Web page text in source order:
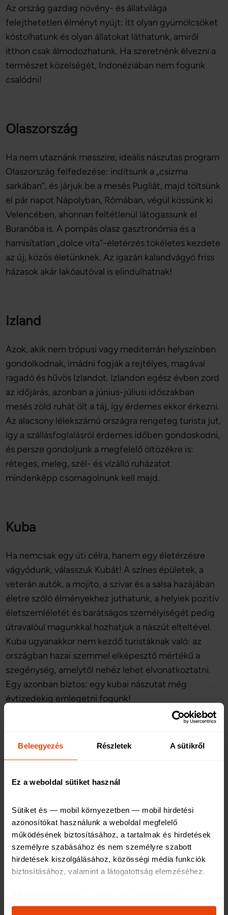
Beleegyezés Részletek A sütikről
Ez a weboldal sütiket használ
Sütiket és — mobil környezetben — mobil hirdetési
azonosítókat használunk a weboldal megfelelő
működésének biztosításához, a tartalmak és hirdetések
személyre szabásához és nem személyre szabott
hirdetések kiszolgálásához, közösségi média funkciók
biztosításához, valamint a látogatottság elemzéséhez.
weboldal működéséhez, ezért ezek nem kapcsolhatók ki
Az ország gazdag növény- és állatvilága
felejthetetlen élményt nyújt: itt olyan gyümölcsöket
kóstolhatunk és olyan állatokat láthatunk, amiről
itthon csak álmodozhatunk. Ha szeretnénk élvezni a
természet közelségét, Indonéziában nem fogunk
csalódni!
Olaszország
Ha nem utaznánk messzire, ideális nászutas program
Olaszország felfedezése: indítsunk a „csizma
sarkában”, és járjuk be a mesés Pugliát, majd töltsünk
el pár napot Nápolyban, Rómában, végül kössünk ki
Velencében, ahonnan feltétlenül látogassunk el
Buranóba is. A pompás olasz gasztronómia és a
hamisítatlan „dolce vita”-életérzés tökéletes kezdete
az új, közös életünknek. Az igazán kalandvágyó friss
házasok akár lakóautóval is elindulhatnak!
Izland
Azok, akik nem trópusi vagy mediterrán helyszínben
gondolkodnak, imádni fogják a rejtélyes, magával
ragadó és hűvös Izlandot. Izlandon egész évben zord
az időjárás, azonban a június-júliusi időszakban
mesés zöld ruhát ölt a táj, így érdemes ekkor érkezni.
Az alacsony lélekszámú országra rengeteg turista jut,
így a szállásfoglalásról érdemes időben gondoskodni,
és persze gondoljunk a megfelelő öltözékre is:
réteges, meleg, szél- és vízálló ruházatot
mindenképp csomagolnunk kell majd.
Kuba
Ha nemcsak egy úti célra, hanem egy életérzésre
vágyódunk, válasszuk Kubát! A színes épületek, a
veterán autók, a mojito, a szivar és a salsa hazájában
életre szóló élményekhez juthatunk, a helyiek pozitív
életszemléletét és barátságos személyiségét pedig
útravalóul magunkkal hozhatjuk a nászút elteltével.
Kuba ugyanakkor nem kezdő turistáknak való: az
országban hazai szemmel elképesztő mértékű a
szegénység, amelytől nehéz lehet elvonatkoztatni.
Egy azonban biztos: egy kubai nászutat még
évtizedekig emlegetni fogunk!
Kalifornia
Azok a párok, akik egyszerre vágynak a pálmafás
célozzák meg Kaliforniát. Vezessünk végig a
legendás Sunset Boulevard-on, látogassuk meg az
Universal Filmstúdiót, vagy egyszerűen csak adjuk át
magunkat az igazi amerikai életérzésnek, és
fedezzük fel a környéket. Kaliforniában úgy
érezhetjük magunkat, mintha egy másik világba
segítőkész, az időjárás egész évben kellemes, ha